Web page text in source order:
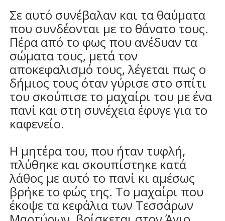
Σε αυτό συνέβαλαν και τα θαύματα
που συνδέονται με το θάνατο τους.
Πέρα από το φως που ανέδυαν τα
σώματα τους, μετά τον
αποκεφαλισμό τους, λέγεται πως ο
δήμιος τους όταν γύρισε στο σπίτι
του σκούπισε το μαχαίρι του με ένα
πανί και στη συνέχεια έφυγε για το
καφενείο.
Η μητέρα του, που ήταν τυφλή,
πλύθηκε και σκουπίστηκε κατά
λάθος με αυτό το πανί κι αμέσως
βρήκε το φώς της. Το μαχαίρι που
έκοψε τα κεφάλια των Τεσσάρων